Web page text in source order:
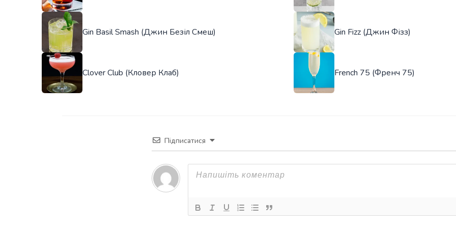
Gin Basil Smash (Джин Безіл Смеш) Gin Fizz (Джин Фізз)
Clover Club (Кловер Клаб) French 75 (Френч 75)
Підписатися